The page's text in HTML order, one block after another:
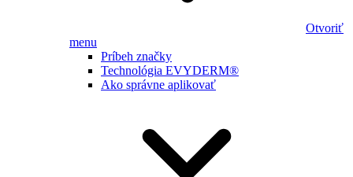
Otvoriť
menu
Príbeh značky
Technológia EVYDERM®
Ako správne aplikovať